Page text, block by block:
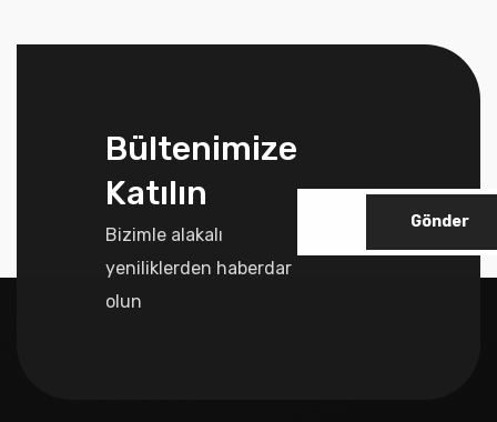
Bültenimize
Katılın
Bizimle alakalı
yeniliklerden haberdar
olun
Gönder